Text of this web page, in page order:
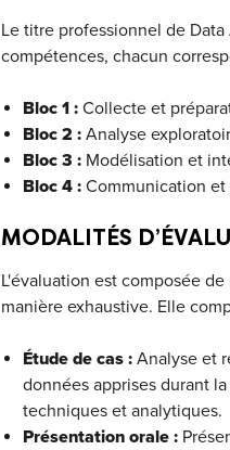
Le titre professionnel de
compétences, chacun
Bloc 1 : Collecte et
Bloc 2 :Analyse
Bloc 3 : Modélisation et
Bloc 4 : Communication et
MODALITÉS
L'évaluation est composée
manière exhaustive. Elle
Étude de cas :Analyse et
données apprises durant
techniques et analytiques.
Présentation orale :